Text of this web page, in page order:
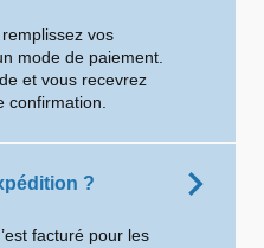
vos
mode de paiement.
et vous recevrez
confirmation.
?
facturé pour les